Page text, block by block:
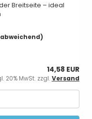
Breitseite – ideal
14,58 EUR
20% MwSt. zzgl. Versand